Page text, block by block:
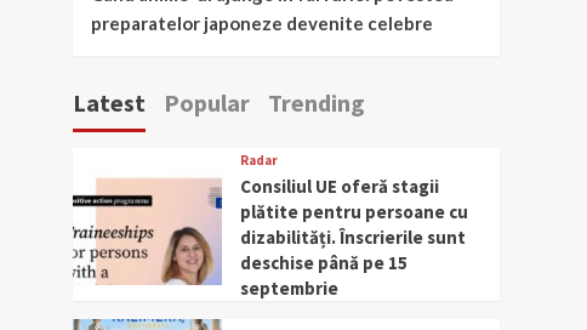
preparatelor japoneze devenite celebre
Latest Popular Trending
Radar
Consiliul UE oferă stagii
plătite pentru persoane cu
dizabilități. Înscrierile sunt
deschise până pe 15
septembrie